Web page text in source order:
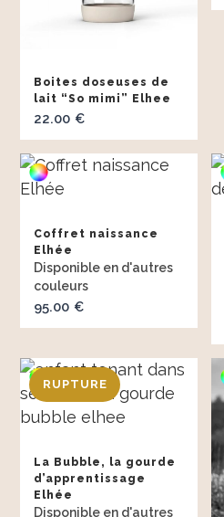
Boites doseuses de
lait “So mimi” Elhee
22.00 €
Coffret naissance
Elhée
95.00 €
La Bubble, la gourde
d’apprentissage
Elhée